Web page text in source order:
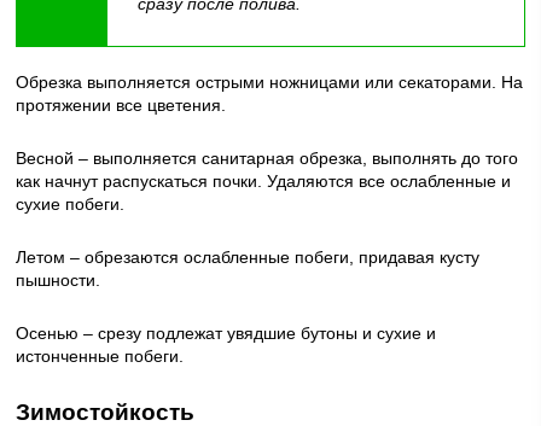
Обрезка выполняется острыми ножницами или секаторами. На
протяжении все цветения.
Весной – выполняется санитарная обрезка, выполнять до того
как начнут распускаться почки. Удаляются все ослабленные и
сухие побеги.
Летом – обрезаются ослабленные побеги, придавая кусту
пышности.
Осенью – срезу подлежат увядшие бутоны и сухие и
истонченные побеги.
Зимостойкость